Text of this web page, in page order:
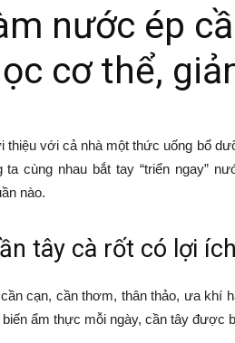
nước ép
cơ thể,
thiệu với cả nhà một thức uống bổ
cùng nhau bắt tay “triển ngay”
nào.
tây cà rốt có lợi
cạn, cần thơm, thân thảo, ưa khí
biến ẩm thực mỗi ngày, cần tây được